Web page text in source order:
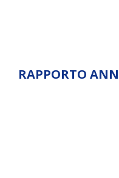
RAPPORTO